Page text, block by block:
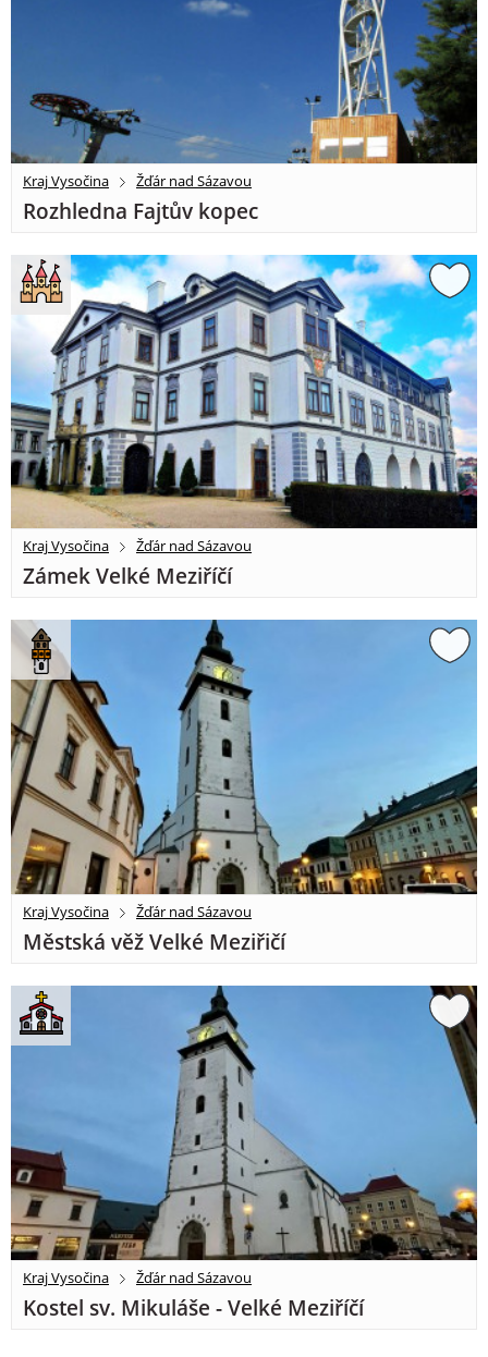
Kraj Vysočina Žďár nad Sázavou
Rozhledna Fajtův kopec
Kraj Vysočina Žďár nad Sázavou
Zámek Velké Meziříčí
Kraj Vysočina Žďár nad Sázavou
Městská věž Velké Meziřičí
Kraj Vysočina Žďár nad Sázavou
Kostel sv. Mikuláše - Velké Meziříčí